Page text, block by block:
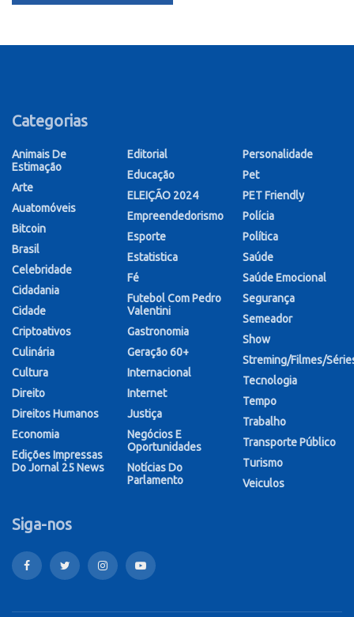
Categorias
Animais De
Estimação
Arte
Auatomóveis
Bitcoin
Brasil
Celebridade
Cidadania
Cidade
Criptoativos
Culinária
Cultura
Direito
Direitos Humanos
Economia
Edições Impressas
Do Jornal 25 News
Editorial
Educação
ELEIÇÃO 2024
Empreendedorismo
Esporte
Estatistica
Fé
Futebol Com Pedro
Valentini
Gastronomia
Geração 60+
Internacional
Internet
Justiça
Negócios E
Oportunidades
Notícias Do
Parlamento
Personalidade
Pet
PET Friendly
Polícia
Política
Saúde
Saúde Emocional
Segurança
Semeador
Show
Streming/Filmes/
Tecnologia
Tempo
Trabalho
Transporte Público
Turismo
Veiculos
Siga-nos